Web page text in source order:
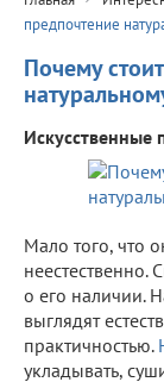
предпочтение
Почему
Искусственные
Мало того, что
неестественно.
о его наличии.
выглядят
практичностью.
укладывать,